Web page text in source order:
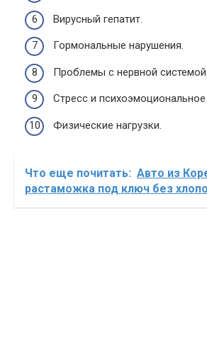
Вирусный гепатит.
Гормональные нарушения.
Проблемы с нервной системой.
Стресс и
Физические нагрузки.
Что еще почитать: Авто из
растаможка под ключ без